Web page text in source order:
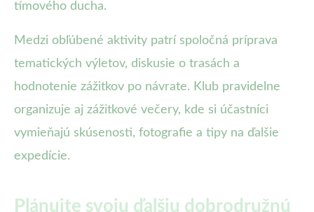
tímového ducha.
Medzi obľúbené aktivity patrí spoločná príprava
tematických výletov, diskusie o trasách a
hodnotenie zážitkov po návrate. Klub pravidelne
organizuje aj zážitkové večery, kde si účastníci
vymieňajú skúsenosti, fotografie a tipy na ďalšie
expedície.
Plánujte svoju ďalšiu dobrodružnú